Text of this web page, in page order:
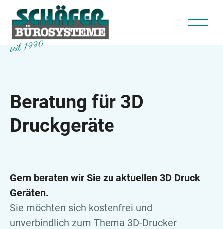
seit 1990
Beratung für 3D
Druckgeräte
Gern beraten wir Sie zu aktuellen 3D Druck
Geräten.
Sie möchten sich kostenfrei und
unverbindlich zum Thema 3D-Drucker